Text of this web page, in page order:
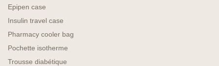
Epipen case
Insulin travel case
Pharmacy cooler bag
Pochette isotherme
Trousse diabétique